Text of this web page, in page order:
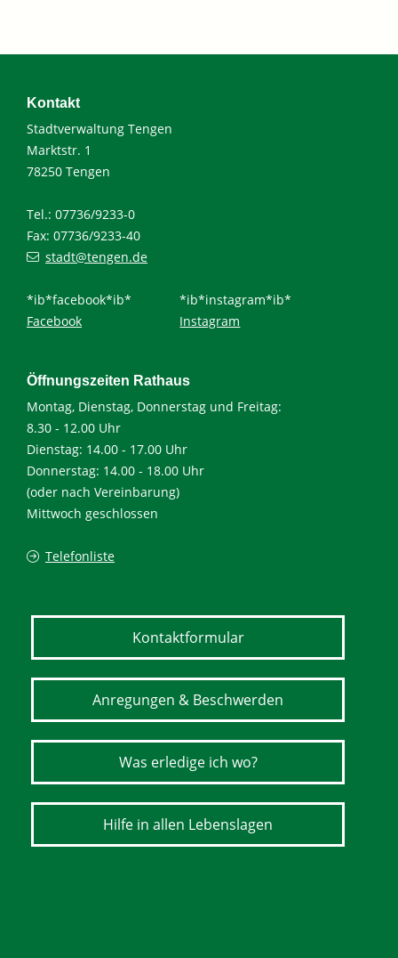
Kontakt
Stadtverwaltung Tengen
Marktstr. 1
78250 Tengen
Tel.: 07736/9233-0
Fax: 07736/9233-40
stadt@tengen.de
*ib*facebook*ib*
Facebook
*ib*instagram*ib*
Instagram
Öffnungszeiten Rathaus
Montag, Dienstag, Donnerstag und Freitag:
8.30 - 12.00 Uhr
Dienstag: 14.00 - 17.00 Uhr
Donnerstag: 14.00 - 18.00 Uhr
(oder nach Vereinbarung)
Mittwoch geschlossen
Telefonliste
Kontaktformular
Anregungen & Beschwerden
Was erledige ich wo?
Hilfe in allen Lebenslagen